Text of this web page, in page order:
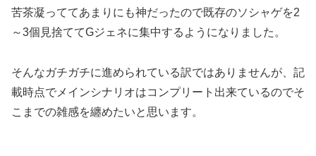
苦茶凝っててあまりにも神だったので既存のソシャゲを2
～3個見捨ててGジェネに集中するようになりました。
そんなガチガチに進められている訳ではありませんが、記
載時点でメインシナリオはコンプリート出来ているのでそ
こまでの雑感を纏めたいと思います。